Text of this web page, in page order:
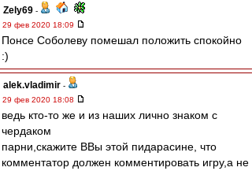
Zely69 -
29 фев 2020 18:09
Понсе Соболеву помешал положить спокойно
:)
alek.vladimir -
29 фев 2020 18:08
ведь кто-то же и из наших лично знаком с
чердаком
парни,скажите ВВы этой пидарасине, что
комментатор должен комментировать игру,а не